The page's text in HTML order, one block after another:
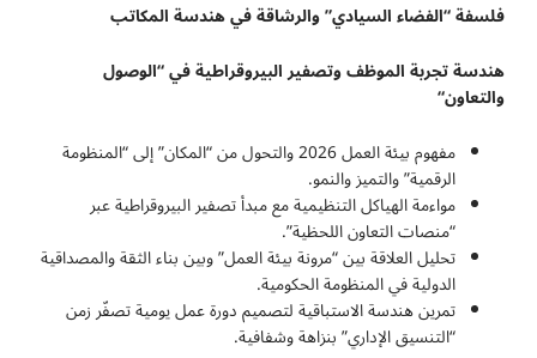
فلسفة “الفضاء السيادي” والرشاقة في هندسة المكاتب
هندسة تجربة الموظف وتصفير البيروقراطية في “الوصول
والتعاون“
مفهوم بيئة العمل 2026 والتحول من “المكان” إلى “المنظومة
الرقمية” والتميز والنمو.
مواءمة الهياكل التنظيمية مع مبدأ تصفير البيروقراطية عبر
“منصات التعاون اللحظية”.
تحليل العلاقة بين “مرونة بيئة العمل” وبين بناء الثقة والمصداقية
الدولية في المنظومة الحكومية.
تمرين هندسة الاستباقية لتصميم دورة عمل يومية تصفّر زمن
“التنسيق الإداري” بنزاهة وشفافية.